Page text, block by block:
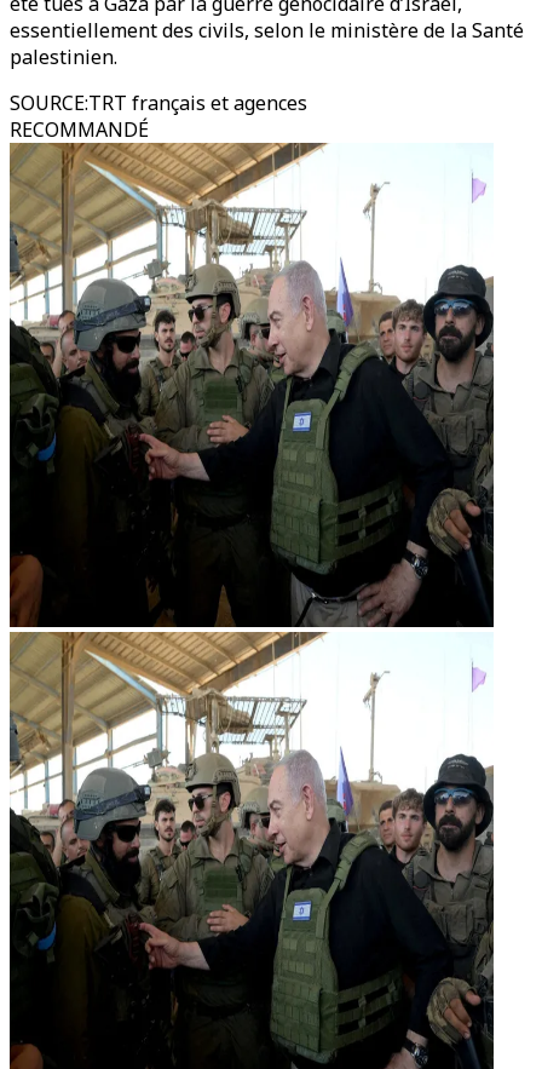
essentiellement des civils, selon le ministère de la Santé
palestinien.
SOURCE:TRT français et agences
RECOMMANDÉ